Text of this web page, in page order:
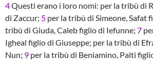
4Questi erano i loro nomi: per la tribù di
di Zaccur; 5 per la tribù di Simeone, Safat
tribù di Giuda, Caleb figlio di Iefunne; 7
Igheal figlio di Giuseppe; per la tribù di
Nun; 9 per la tribù di Beniamino, Palti